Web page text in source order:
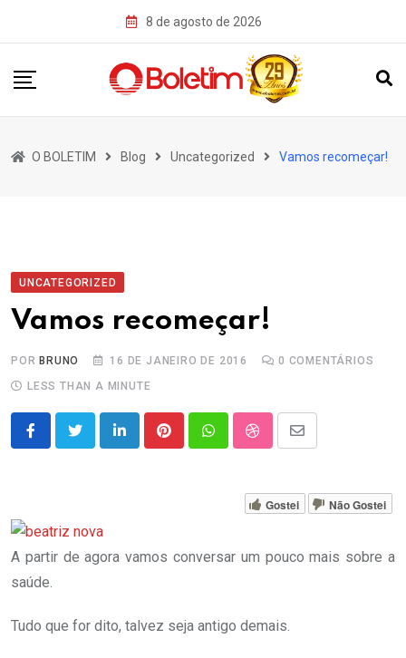
8 de agosto de 2026
O BOLETIM Blog Uncategorized Vamos recomeçar!
UNCATEGORIZED
Vamos recomeçar!
POR BRUNO 16 DE JANEIRO DE 2016 0 COMENTÁRIOS
LESS THAN A MINUTE
LinkedInPinterestWhatsappStumbleUpon
Share
Email
Gostei Não Gostei
A partir de agora vamos conversar um pouco mais sobre a
saúde.
Tudo que for dito, talvez seja antigo demais.